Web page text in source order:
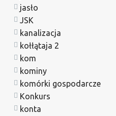
jasło
JSK
kanalizacja
kołłątaja 2
kom
kominy
komórki gospodarcze
Konkurs
konta